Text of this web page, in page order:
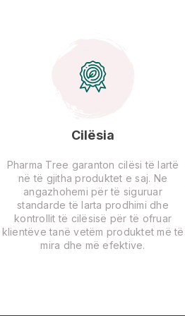
Cilësia
Pharma Tree garanton cilësi të lartë
në të gjitha produktet e saj. Ne
angazhohemi për të siguruar
standarde të larta prodhimi dhe
kontrollit të cilësisë për të ofruar
klientëve tanë vetëm produktet më të
mira dhe më efektive.